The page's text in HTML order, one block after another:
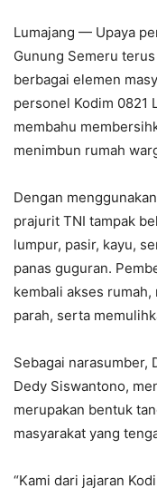
Lumajang — Upaya
Gunung Semeru
berbagai elemen
personel Kodim 0821
membahu
menimbun rumah
Dengan
prajurit TNI tampak
lumpur, pasir, kayu,
panas guguran.
kembali akses
parah, serta
Sebagai narasumber,
Dedy Siswantono,
merupakan bentuk
masyarakat yang
“Kami dari jajaran